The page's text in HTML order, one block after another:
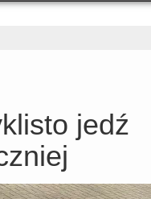
jedź